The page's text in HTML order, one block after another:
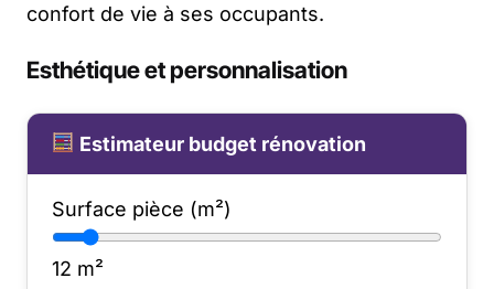
confort de vie à ses occupants.
Esthétique et personnalisation
Estimateur budget rénovation
Surface pièce (m²)
12 m²